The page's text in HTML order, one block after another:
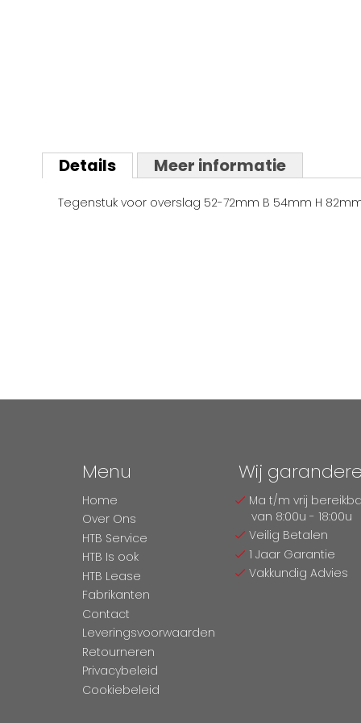
het
begin
van
Details
Tegenstuk voor overslag 52-72mm B 54mm H 82mm
Meer informatie
Menu
Home
Over Ons
HTB Service
HTB Is ook
HTB Lease
Fabrikanten
Contact
Leveringsvoorwaarden
Retourneren
Privacybeleid
Cookiebeleid
Wij
Ma t/m vrij
van 8:00u - 18:00u
Veilig Betalen
1 Jaar Garantie
Vakkundig Advies